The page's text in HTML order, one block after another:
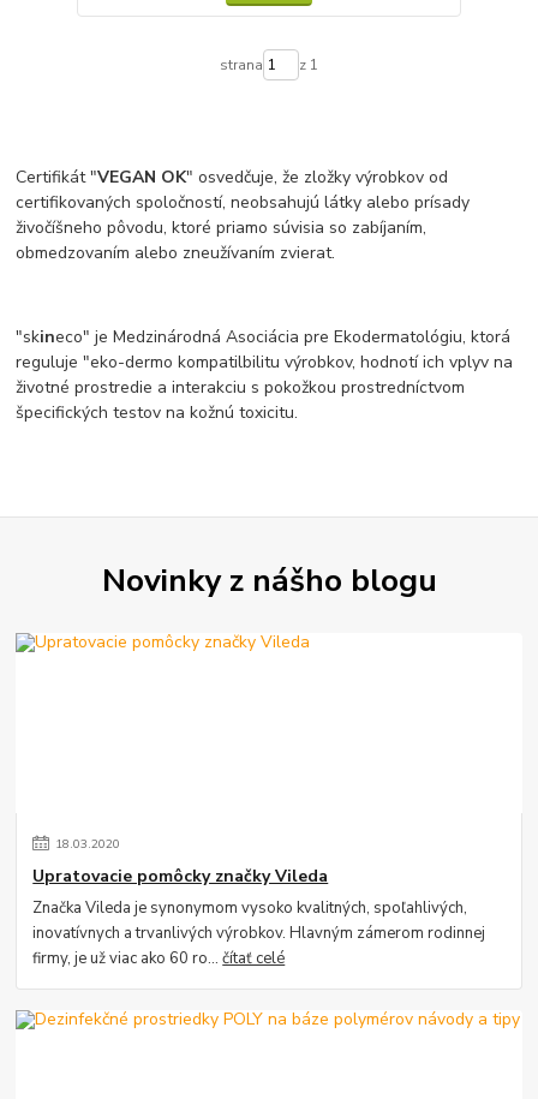
strana z 1
Certifikát "VEGAN OK" osvedčuje, že zložky výrobkov od
certifikovaných spoločností, neobsahujú látky alebo prísady
živočíšneho pôvodu, ktoré priamo súvisia so zabíjaním,
obmedzovaním alebo zneužívaním zvierat.
"skineco" je Medzinárodná Asociácia pre Ekodermatológiu, ktorá
reguluje "eko-dermo kompatilbilitu výrobkov, hodnotí ich vplyv na
životné prostredie a interakciu s pokožkou prostredníctvom
špecifických testov na kožnú toxicitu.
Novinky z nášho blogu
18.03.2020
Upratovacie pomôcky značky Vileda
Značka Vileda je synonymom vysoko kvalitných, spoľahlivých,
inovatívnych a trvanlivých výrobkov. Hlavným zámerom rodinnej
firmy, je už viac ako 60 ro...čítať celé